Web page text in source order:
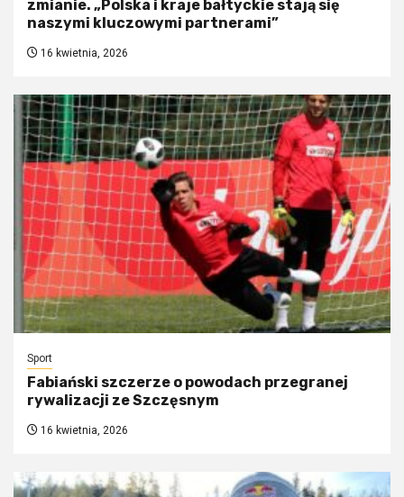
zmianie. „Polska i kraje bałtyckie stają się
naszymi kluczowymi partnerami”
16 kwietnia, 2026
Sport
Fabiański szczerze o powodach przegranej
rywalizacji ze Szczęsnym
16 kwietnia, 2026